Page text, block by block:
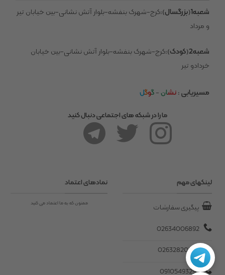
شوند
شعبه1(بزرگسال)
:کرج-شهرک بنفشه-بلوار آتش نشانی-بین خیابان تیر
و مرداد
شعبه2(کودک)
:کرج-شهرک بنفشه-بلوار آتش نشانی-بین خیابان
خردادو تیر
مسیریابی : نشان -گوگل
ما را در شبکه های اجتماعی دنبال کنید
لینکهای مهم
پیگیری سفارشات
02634006892
02632820545
09105493295
نمادهای اعتماد
ممنون که به ما اعتماد می کنید